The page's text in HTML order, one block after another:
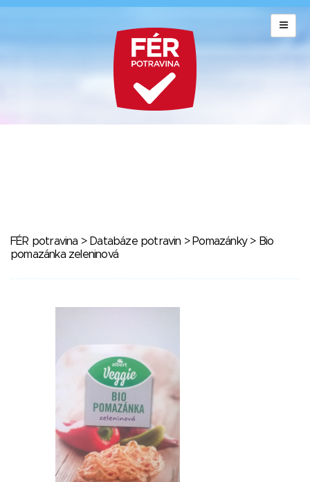
FÉR potravina > Databáze potravin > Pomazánky> Bio
pomazánka zeleninová